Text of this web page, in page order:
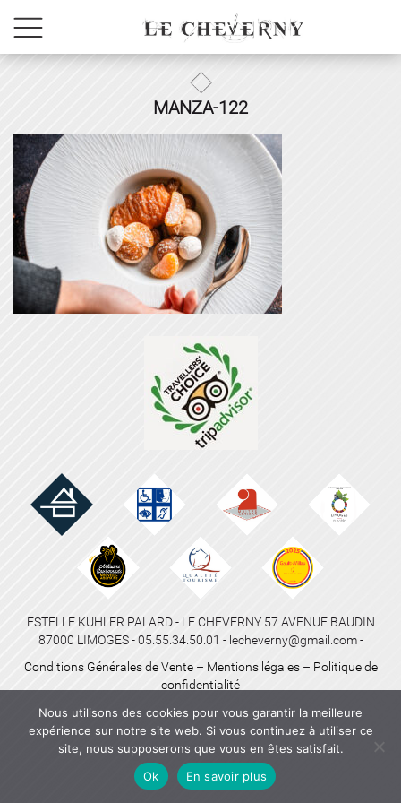
MANZA-122
ESTELLE KUHLER PALARD - LE CHEVERNY 57 AVENUE BAUDIN
87000 LIMOGES - 05.55.34.50.01 - lecheverny@gmail.com -
Conditions Générales de Vente– Mentions légales– Politique de
confidentialité
Nous utilisons des cookies pour vous garantir la meilleure
expérience sur notre site web. Si vous continuez à utiliser ce
site, nous supposerons que vous en êtes satisfait.
Ok
En savoir plus